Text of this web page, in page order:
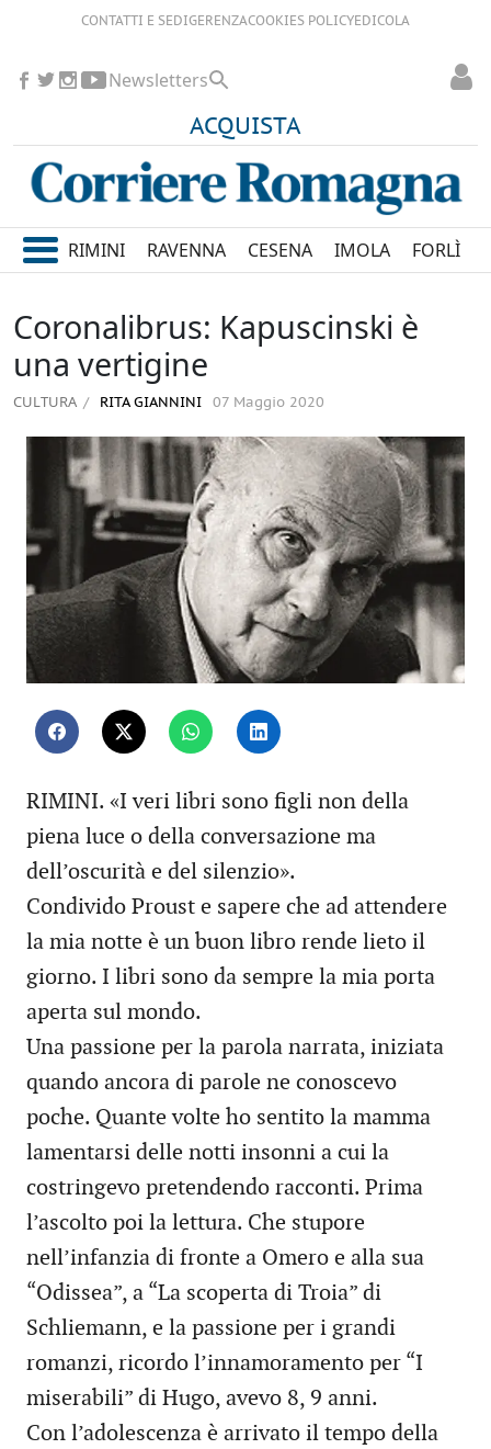
CONTATTI E SEDIGERENZACOOKIES POLICYEDICOLA
ACQUISTA
Newsletters
RIMINI RAVENNA CESENA IMOLA FORLÌ
Coronalibrus: Kapuscinski è
una vertigine
CULTURA RITA GIANNINI 07 Maggio 2020
RIMINI. «I veri libri sono figli non della
piena luce o della conversazione ma
dell’oscurità e del silenzio».
Condivido Proust e sapere che ad attendere
la mia notte è un buon libro rende lieto il
giorno. I libri sono da sempre la mia porta
aperta sul mondo.
Una passione per la parola narrata, iniziata
quando ancora di parole ne conoscevo
poche. Quante volte ho sentito la mamma
lamentarsi delle notti insonni a cui la
costringevo pretendendo racconti. Prima
l’ascolto poi la lettura. Che stupore
nell’infanzia di fronte a Omero e alla sua
“Odissea”, a “La scoperta di Troia” di
Schliemann, e la passione per i grandi
romanzi, ricordo l’innamoramento per “I
miserabili” di Hugo, avevo 8, 9 anni.
Con l’adolescenza è arrivato il tempo della